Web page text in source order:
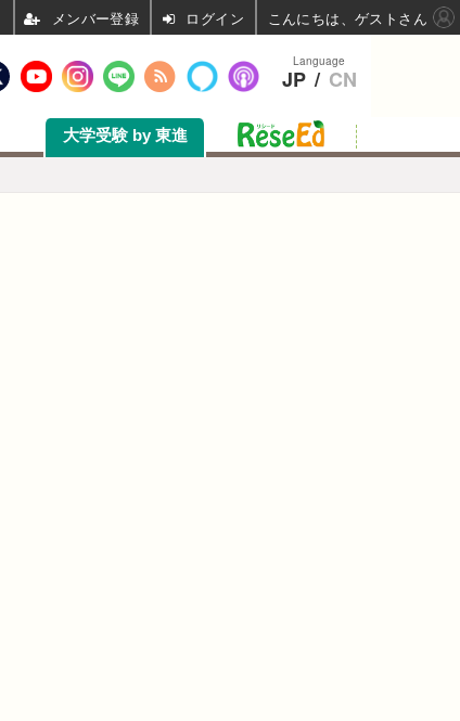
大学受験 by 東進
Language
JP / CN
ログイン こんにちは、ゲストさん